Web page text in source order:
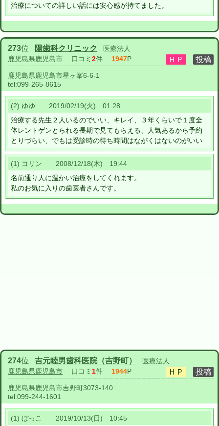
治療についての詳しい話には安心感が持てました。
273位 陽歯科クリニック
医療法人
鹿児島県鹿児島市 口コミ 2件 1947P
鹿児島県鹿児島市星ヶ峯6-6-1
tel:099-265-8615
(2) ゆゆ 2019/02/19(火) 01:28
治療する先生２人いるのでいい、キレイ、３年くらいで１度全
体レントゲンとられる長期で見てもらえる、人気あるから予約
とりづらい、でもは受診時の待ち時間はながくはないのがいい
(1) コリン 2008/12/18(木) 19:44
名前通り人に温かい治療をしてくれます。
私のお気に入りの歯医者さんです。
274位 吉元睦男歯科医院（吉野町）
医療法人
鹿児島県鹿児島市 口コミ 1件 1944P
鹿児島県鹿児島市吉野町3073-140
tel:099-244-1601
(1) ぼっこ 2019/10/13(日) 10:45